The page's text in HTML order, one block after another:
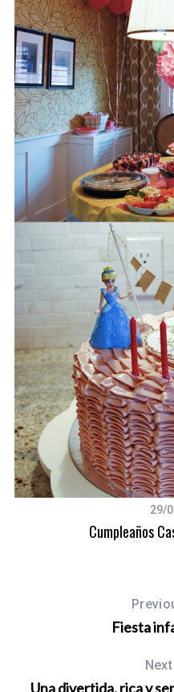
29/
Cumpleaños
Fiesta
Una divertida, rica y